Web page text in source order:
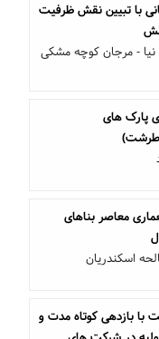
با تبیین نقش ظرفیت
نیا - مرجان کوچه مشکی
پارک های
طرشت)
معاصر بناهای
اسکندریان
با بازدهی کوتاه مدت و